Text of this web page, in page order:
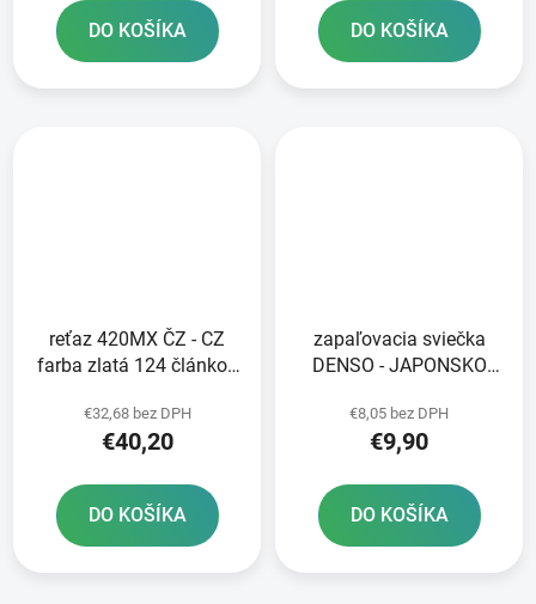
DO KOŠÍKA DO KOŠÍKA
reťaz 420MX ČZ - CZ
farba zlatá 124 článkov
spojky CLIP
€32,68 bez DPH
€40,20
DO KOŠÍKA
zapaľovacia sviečka
DENSO - JAPONSKO
STANDARD
€8,05 bez DPH
€9,90
DO KOŠÍKA